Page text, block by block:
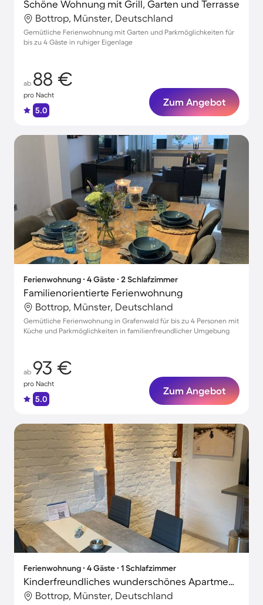
Schöne Wohnung mit Grill, Garten und Terrasse
Bottrop, Münster, Deutschland
Gemütliche Ferienwohnung mit Garten und Parkmöglichkeiten für
bis zu 4 Gäste in ruhiger Eigenlage
ab 88 €
pro Nacht
5.0
Zum Angebot
Ferienwohnung ∙ 4 Gäste ∙ 2 Schlafzimmer
Familienorientierte Ferienwohnung
Bottrop, Münster, Deutschland
Gemütliche Ferienwohnung in Grafenwald für bis zu 4 Personen mit
Küche und Parkmöglichkeiten in familienfreundlicher Umgebung
ab 93 €
pro Nacht
5.0
Zum Angebot
Ferienwohnung ∙ 4 Gäste ∙ 1 Schlafzimmer
Kinderfreundliches wunderschönes Apartment | Naturblick
Bottrop, Münster, Deutschland